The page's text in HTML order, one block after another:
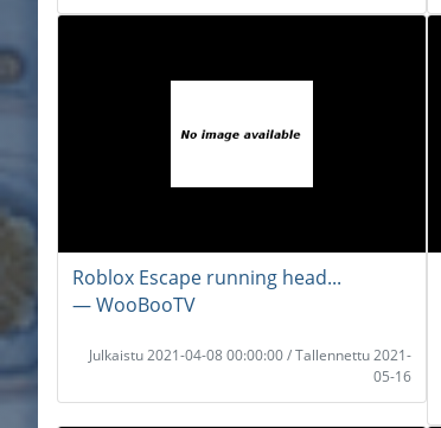
Roblox Escape running head...
― WooBooTV
Julkaistu 2021-04-08 00:00:00 / Tallennettu 2021-
05-16